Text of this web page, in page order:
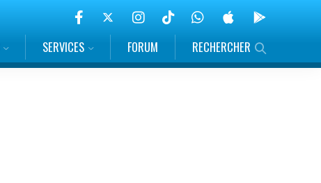
SERVICES FORUM RECHERCHER